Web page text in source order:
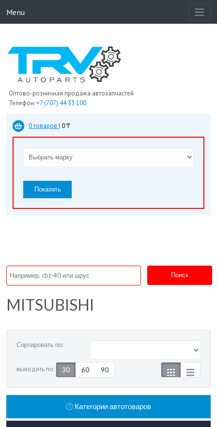
Menu
Оптово-розничная продажа автозапчастей
Телефон:+7 (707) 44 33 100
0 товаров | 0 ₸
Показать
Поиск
MITSUBISHI
Сортировать по:
выводить по: 30 60 90
Категории автотоваров